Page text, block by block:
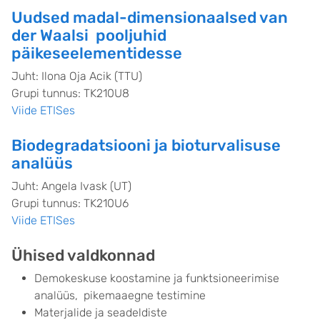
Uudsed madal-dimensionaalsed van
der Waalsi pooljuhid
päikeseelementidesse
Juht: Ilona Oja Acik (TTU)
Grupi tunnus: TK210U8
Viide ETISes
Biodegradatsiooni ja bioturvalisuse
analüüs
Juht: Angela Ivask (UT)
Grupi tunnus: TK210U6
Viide ETISes
Ühised valdkonnad
Demokeskuse koostamine ja funktsioneerimise
analüüs, pikemaaegne testimine
Materjalide ja seadeldiste